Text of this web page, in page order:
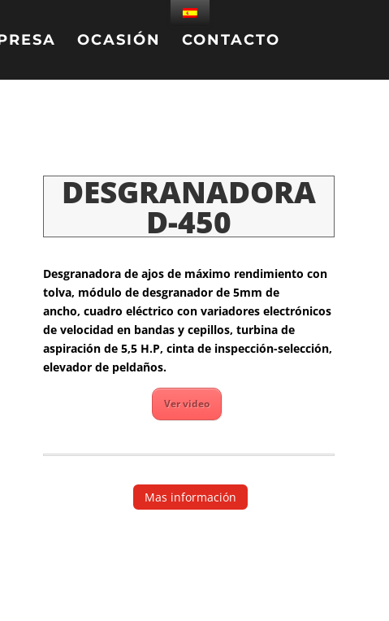
OCASIÓN CONTACTO
DESGRANADORA
D-450
Desgranadora de ajos de máximo rendimiento con
tolva, módulo de desgranador de 5mm de
ancho, cuadro eléctrico con variadores electrónicos
de velocidad en bandas y cepillos, turbina de
aspiración de 5,5 H.P, cinta de inspección-selección,
elevador de peldaños.
Ver video
Mas información